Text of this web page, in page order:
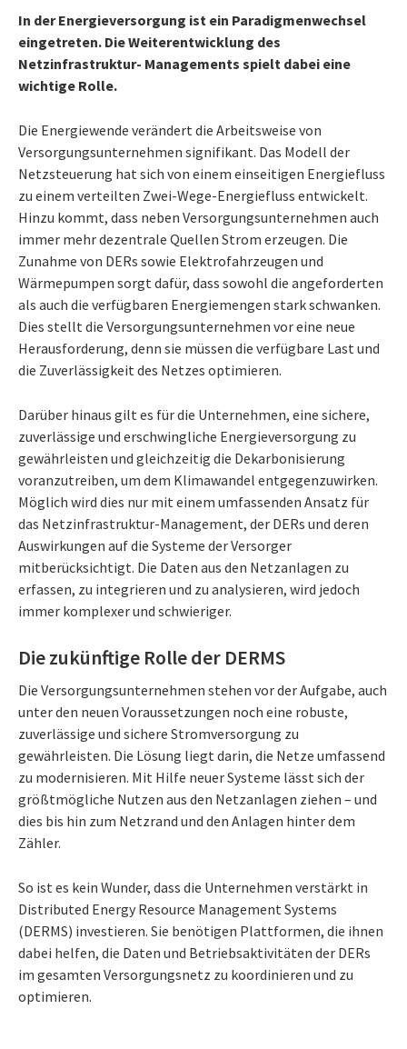
In der Energieversorgung ist ein Paradigmenwechsel
eingetreten. Die Weiterentwicklung des
Netzinfrastruktur- Managements spielt dabei eine
wichtige Rolle.
Die Energiewende verändert die Arbeitsweise von
Versorgungsunternehmen signifikant. Das Modell der
Netzsteuerung hat sich von einem einseitigen Energiefluss
zu einem verteilten Zwei-Wege-Energiefluss entwickelt.
Hinzu kommt, dass neben Versorgungsunternehmen auch
immer mehr dezentrale Quellen Strom erzeugen. Die
Zunahme von DERs sowie Elektrofahrzeugen und
Wärmepumpen sorgt dafür, dass sowohl die angeforderten
als auch die verfügbaren Energiemengen stark schwanken.
Dies stellt die Versorgungsunternehmen vor eine neue
Herausforderung, denn sie müssen die verfügbare Last und
die Zuverlässigkeit des Netzes optimieren.
Darüber hinaus gilt es für die Unternehmen, eine sichere,
zuverlässige und erschwingliche Energieversorgung zu
gewährleisten und gleichzeitig die Dekarbonisierung
voranzutreiben, um dem Klimawandel entgegenzuwirken.
Möglich wird dies nur mit einem umfassenden Ansatz für
das Netzinfrastruktur-Management, der DERs und deren
Auswirkungen auf die Systeme der Versorger
mitberücksichtigt. Die Daten aus den Netzanlagen zu
erfassen, zu integrieren und zu analysieren, wird jedoch
immer komplexer und schwieriger.
Die zukünftige Rolle der DERMS
Die Versorgungsunternehmen stehen vor der Aufgabe, auch
unter den neuen Voraussetzungen noch eine robuste,
zuverlässige und sichere Stromversorgung zu
gewährleisten. Die Lösung liegt darin, die Netze umfassend
zu modernisieren. Mit Hilfe neuer Systeme lässt sich der
größtmögliche Nutzen aus den Netzanlagen ziehen – und
dies bis hin zum Netzrand und den Anlagen hinter dem
Zähler.
So ist es kein Wunder, dass die Unternehmen verstärkt in
Distributed Energy Resource Management Systems
(DERMS) investieren. Sie benötigen Plattformen, die ihnen
dabei helfen, die Daten und Betriebsaktivitäten der DERs
im gesamten Versorgungsnetz zu koordinieren und zu
optimieren.